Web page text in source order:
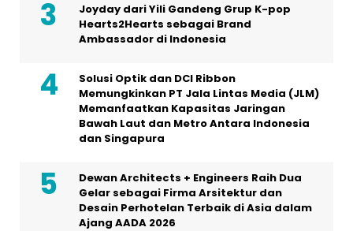
Joyday dari Yili Gandeng Grup K-pop
Hearts2Hearts sebagai Brand
Ambassador di Indonesia
Solusi Optik dan DCI Ribbon
Memungkinkan PT Jala Lintas Media (JLM)
Memanfaatkan Kapasitas Jaringan
Bawah Laut dan Metro Antara Indonesia
dan Singapura
Dewan Architects + Engineers Raih Dua
Gelar sebagai Firma Arsitektur dan
Desain Perhotelan Terbaik di Asia dalam
Ajang AADA 2026